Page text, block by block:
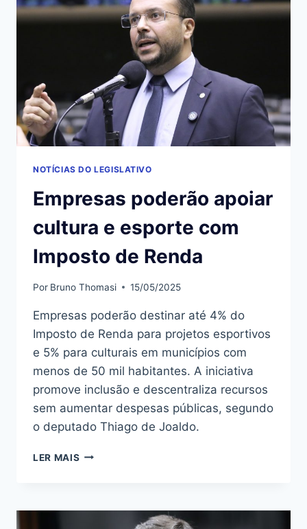
EM
2026
NOTÍCIAS DO LEGISLATIVO
Empresas poderão apoiar
cultura e esporte com
Imposto de Renda
Por Bruno Thomasi 15/05/2025
Empresas poderão destinar até 4% do
Imposto de Renda para projetos esportivos
e 5% para culturais em municípios com
menos de 50 mil habitantes. A iniciativa
promove inclusão e descentraliza recursos
sem aumentar despesas públicas, segundo
o deputado Thiago de Joaldo.
LER MAIS EMPRESAS
E